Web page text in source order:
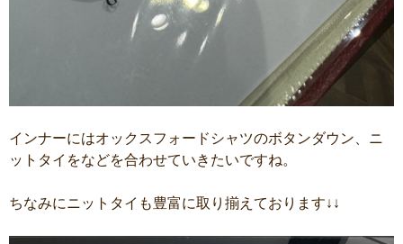
インナーにはオックスフォードシャツのボタンダウン、ニ
ットタイをなどを合わせていきたいですね。
ちなみにニットタイも豊富に取り揃えております↓↓